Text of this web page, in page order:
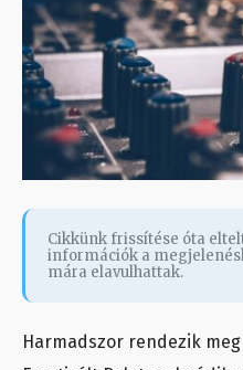
Cikkünk frissítése óta
információk a
mára elavulhattak.
Harmadszor rendezik